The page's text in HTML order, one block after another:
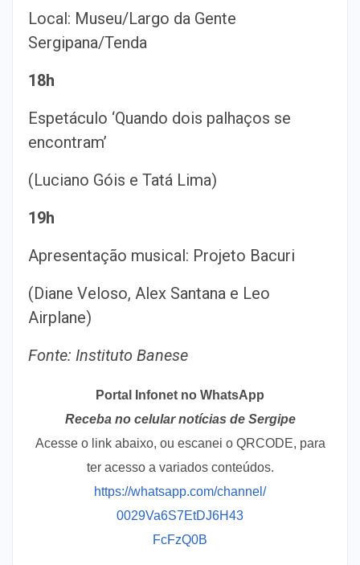
Local: Museu/Largo da Gente
Sergipana/Tenda
18h
Espetáculo ‘Quando dois palhaços se
encontram’
(Luciano Góis e Tatá Lima)
19h
Apresentação musical: Projeto Bacuri
(Diane Veloso, Alex Santana e Leo
Airplane)
Fonte: Instituto Banese
Portal Infonet no WhatsApp
Receba no celular notícias de Sergipe
Acesse o link abaixo, ou escanei o QRCODE, para
ter acesso a variados conteúdos.
https://whatsapp.com/channel/
0029Va6S7EtDJ6H43
FcFzQ0B